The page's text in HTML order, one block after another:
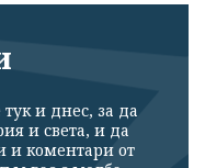
и днес, за да
и света, и да
и коментари от